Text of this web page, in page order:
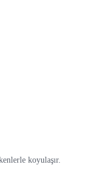
koyulaşır.